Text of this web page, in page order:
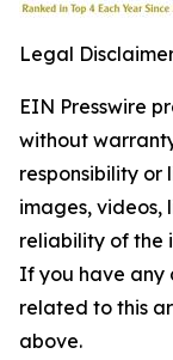
Legal
EIN Presswire
without
responsibility
images, videos,
reliability of the
If you have any
related to this
above.